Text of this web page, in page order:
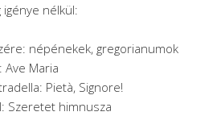
nélkül:
népénekek, gregorianumok
Ave Maria
Pietà, Signore!
Szeretet himnusza